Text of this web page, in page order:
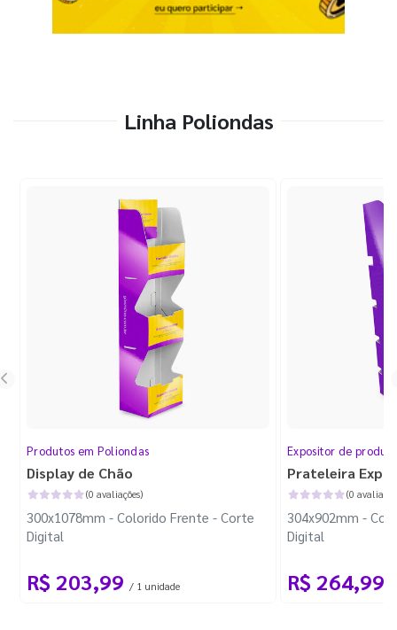
Linha Poliondas
Produtos em Poliondas
Display de Chão
(0 avaliações)
300x1078mm - Colorido Frente - Corte
Digital
R$ 203,99 / 1 unidade
Expositor de
Prateleira
(0
304x902mm -
Digital
R$ 264,99